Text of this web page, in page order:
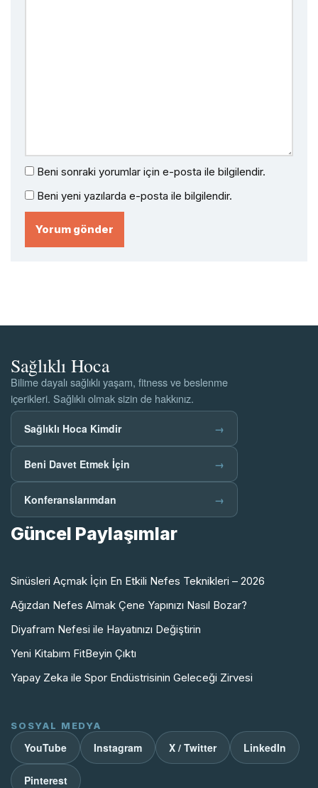
Beni sonraki yorumlar için e-posta ile bilgilendir.
Beni yeni yazılarda e-posta ile bilgilendir.
Sağlıklı Hoca
Bilime dayalı sağlıklı yaşam, fitness ve beslenme
içerikleri. Sağlıklı olmak sizin de hakkınız.
Sağlıklı Hoca Kimdir →
Beni Davet Etmek İçin →
Konferanslarımdan →
Güncel Paylaşımlar
Sinüsleri Açmak İçin En Etkili Nefes Teknikleri – 2026
Ağızdan Nefes Almak Çene Yapınızı Nasıl Bozar?
Diyafram Nefesi ile Hayatınızı Değiştirin
Yeni Kitabım FitBeyin Çıktı
Yapay Zeka ile Spor Endüstrisinin Geleceği Zirvesi
SOSYAL MEDYA
YouTube Instagram X / Twitter LinkedIn
Pinterest